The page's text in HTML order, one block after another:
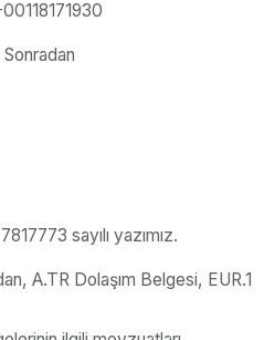
sayılı yazımız.
A.TR Dolaşım Belgesi, EUR.1